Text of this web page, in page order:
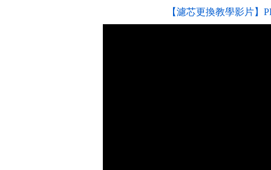
【濾芯更換教學影片】